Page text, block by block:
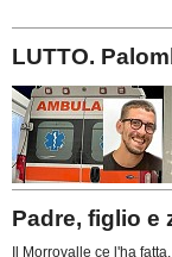
LUTTO.
Padre, figlio e
Il Morrovalle ce l'ha